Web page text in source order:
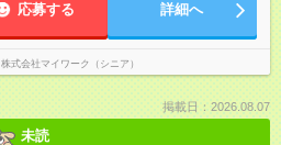
応募する 詳細へ
株式会社マイワーク（シニア）
掲載日：2026.08.07
未読